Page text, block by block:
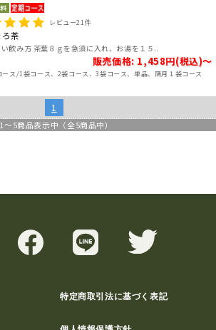
レビュー21件
茶
飲み方 茶葉８ｇを急須に入れ、お湯を１５..
販売価格: 1,458円(税込)～
ス/1袋コース、2袋コース、3袋コース、単品、隔月１袋コース
1
1 ～5商品表示中（全5商品中）
特定商取引法に基づく表記